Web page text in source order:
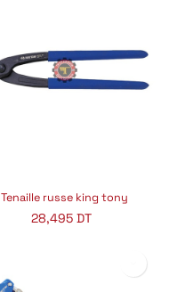
Tenaille russe king tony
28,495DT